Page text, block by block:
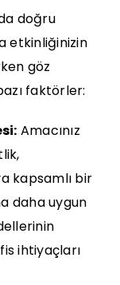
doğru
etkinliğinizin
göz
faktörler:
Amacınız
kapsamlı bir
daha uygun
ihtiyaçları